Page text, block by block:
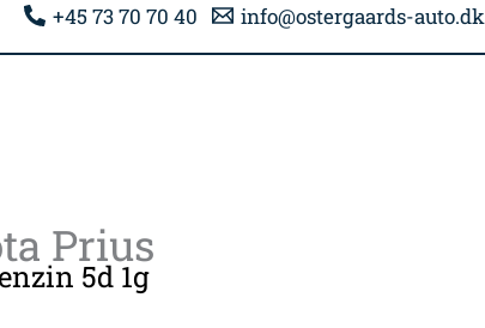
+45 73 70 70 40 info@ostergaards-auto.dk
Prius
5d 1g